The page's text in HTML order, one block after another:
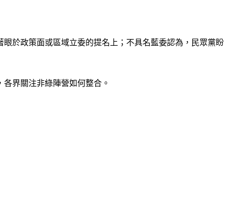
於政策面或區域立委的提名上；不具名藍委認為，民眾黨盼
界關注非綠陣營如何整合。